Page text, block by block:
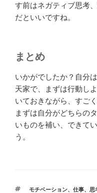
す前はネガティブ思考
だといいですね。
まとめ
いかがでしたか？自分
天家で、まずは行動し
いておきながら、すご
まずは自分がどちらの
いものを補い、できて
う。
タ
モチベーション、 仕事、 思